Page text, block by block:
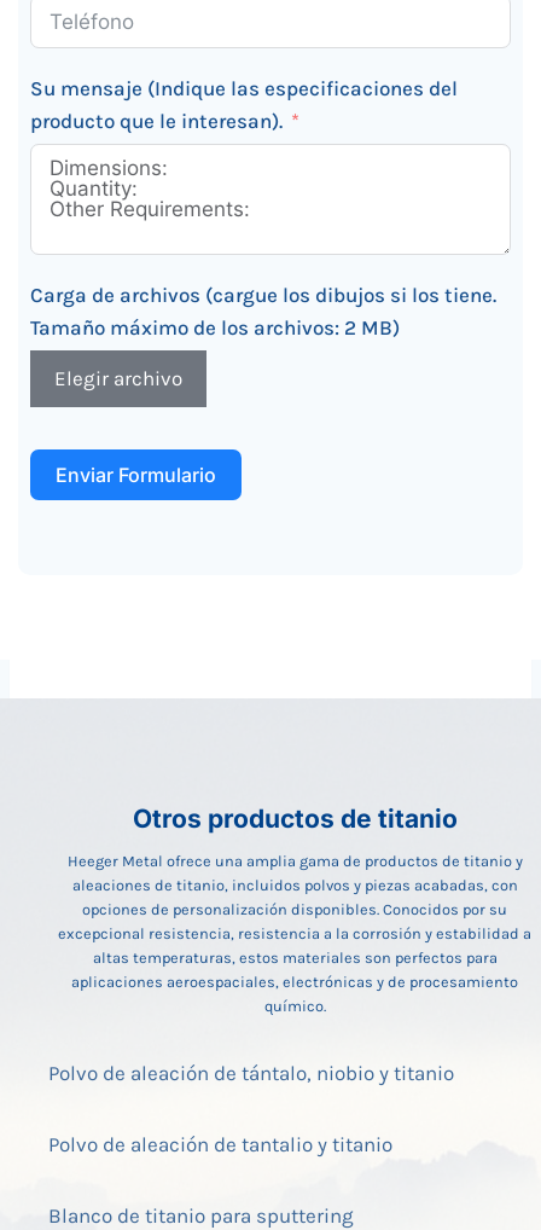
Su mensaje (Indique las especificaciones del
producto que le interesan).
Carga de archivos (cargue los dibujos si los tiene.
Tamaño máximo de los archivos: 2 MB)
Elegir archivo
Enviar Formulario
Otros productos de titanio
Heeger Metal ofrece una amplia gama de productos de titanio y
aleaciones de titanio, incluidos polvos y piezas acabadas, con
opciones de personalización disponibles. Conocidos por su
excepcional resistencia, resistencia a la corrosión y estabilidad a
altas temperaturas, estos materiales son perfectos para
aplicaciones aeroespaciales, electrónicas y de procesamiento
químico.
Polvo de aleación de tántalo, niobio y titanio
Polvo de aleación de tantalio y titanio
Blanco de titanio para sputtering